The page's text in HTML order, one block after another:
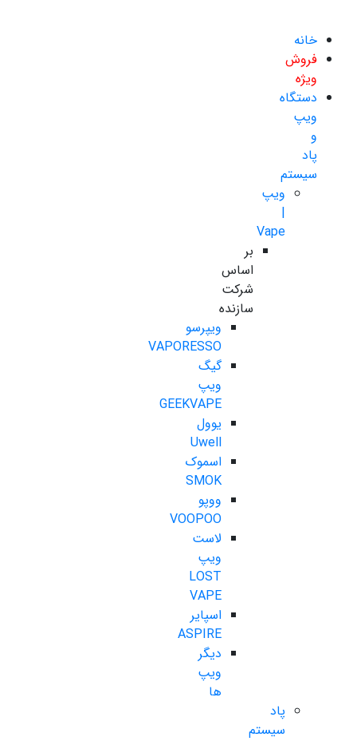
خانه
فروش
ویژه
دستگاه
ویپ
پاد
سیستم
ویپ
Vape
بر
اساس
شرکت
سازنده
ویپرسو
VAPORESSO
گیگ
ویپ
GEEKVAPE
یوول
Uwell
اسموک
SMOK
ووپو
VOOPOO
لاست
ویپ
LOST
VAPE
اسپایر
ASPIRE
دیگر
ویپ
ها
پاد
سیستم